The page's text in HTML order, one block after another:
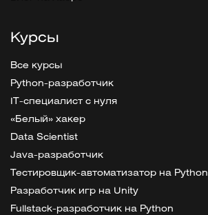
Курсы
Все курсы
Python-разработчик
IT-специалист с нуля
«Белый» хакер
Data Scientist
Java-разработчик
Тестировщик-автоматизатор на Python
Разработчик игр на Unity
Fullstack-разработчик на Python